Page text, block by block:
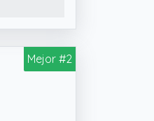
Mejor #2